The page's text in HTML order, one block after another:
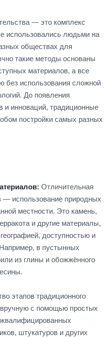
— это комплекс
использовались людьми на
обществах для
такие методы основаны
материалов, а все
без использования сложной
До появления
инноваций, традиционные
постройки самых разных
Отличительная
— использование природных
местности. Это камень,
и другие материалы,
доступностью и
в пустынных
из глины и обожжённого
этапов традиционного
с помощью простых
штукатуров и других